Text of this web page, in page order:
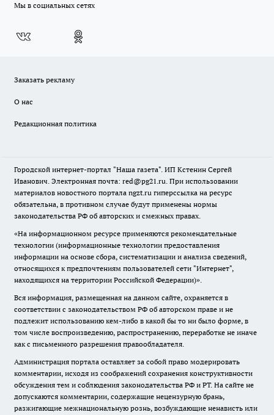
Мы в социальных сетях
Заказать рекламу
О нас
Редакционная политика
Городской интернет-портал "Наша газета". ИП Кстенин Сергей
Иванович. Электронная почта: red@pg21.ru. При использовании
материалов новостного портала ngzt.ru гиперссылка на ресурс
обязательна, в противном случае будут применены нормы
законодательства РФ об авторских и смежных правах.
«На информационном ресурсе применяются рекомендательные
технологии (информационные технологии предоставления
информации на основе сбора, систематизации и анализа сведений,
относящихся к предпочтениям пользователей сети "Интернет",
находящихся на территории Российской Федерации)».
Вся информация, размещенная на данном сайте, охраняется в
соответствии с законодательством РФ об авторском праве и не
подлежит использованию кем-либо в какой бы то ни было форме, в
том числе воспроизведению, распространению, переработке не иначе
как с письменного разрешения правообладателя.
Администрация портала оставляет за собой право модерировать
комментарии, исходя из соображений сохранения конструктивности
обсуждения тем и соблюдения законодательства РФ и РТ. На сайте не
допускаются комментарии, содержащие нецензурную брань,
разжигающие межнациональную рознь, возбуждающие ненависть или